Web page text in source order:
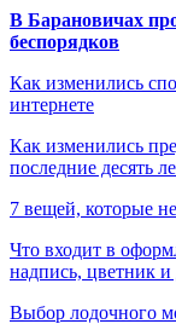
В Барановичах
беспорядков
Как изменились
интернете
Как изменились
последние десять
7 вещей, которые
Что входит в
надпись, цветник и
Выбор лодочного